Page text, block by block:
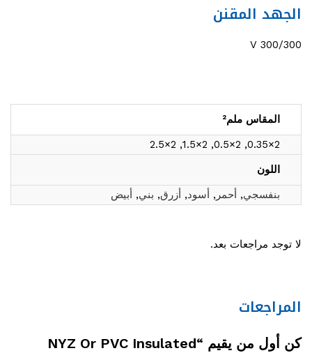
الجهد المقنن
300/300 V
المقاس ملم²
2×0.35, 2×0.5, 2×1.5, 2×2.5
اللون
بنفسجي, أحمر , أسود, أزرق, بني, أبيض
المراجعات
لا توجد مراجعات بعد.
كن أول من يقيم “NYZ Or PVC Insulated